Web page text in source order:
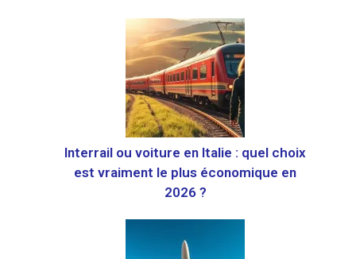
Interrail ou voiture en Italie : quel choix
est vraiment le plus économique en
2026 ?